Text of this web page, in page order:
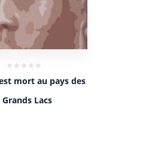
mort au pays des
Grands Lacs